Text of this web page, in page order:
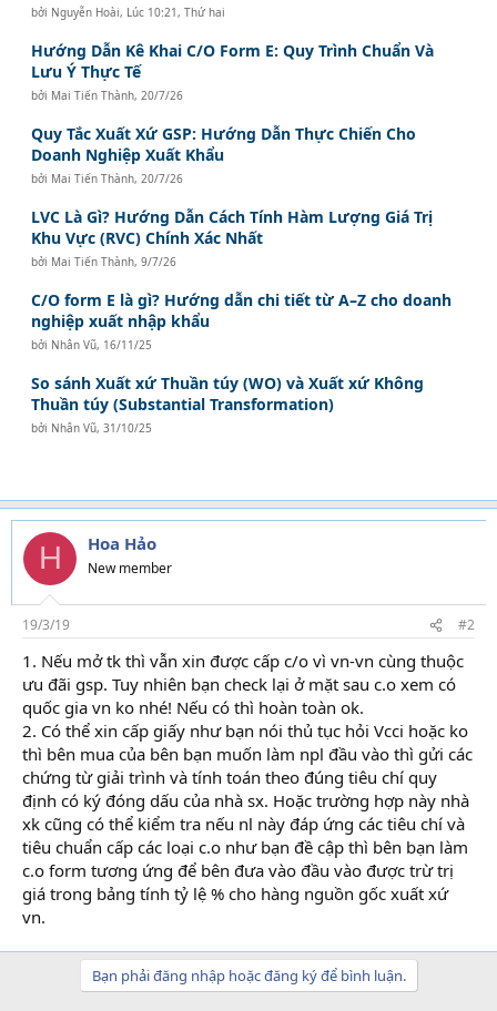
bởi Nguyễn Hoài, Lúc 10:21, Thứ hai
Hướng Dẫn Kê Khai C/O Form E: Quy Trình Chuẩn Và
Lưu Ý Thực Tế
bởi Mai Tiến Thành, 20/7/26
Quy Tắc Xuất Xứ GSP: Hướng Dẫn Thực Chiến Cho
Doanh Nghiệp Xuất Khẩu
bởi Mai Tiến Thành, 20/7/26
LVC Là Gì? Hướng Dẫn Cách Tính Hàm Lượng Giá Trị
Khu Vực (RVC) Chính Xác Nhất
bởi Mai Tiến Thành,9/7/26
C/O form E là gì? Hướng dẫn chi tiết từ A–Z cho doanh
nghiệp xuất nhập khẩu
bởi Nhân Vũ, 16/11/25
So sánh Xuất xứ Thuần túy (WO) và Xuất xứ Không
Thuần túy (Substantial Transformation)
bởi Nhân Vũ,31/10/25
H Hoa Hảo
New member
19/3/19 #2
1. Nếu mở tk thì vẫn xin được cấp c/o vì vn-vn cùng thuộc
ưu đãi gsp. Tuy nhiên bạn check lại ở mặt sau c.o xem có
quốc gia vn ko nhé! Nếu có thì hoàn toàn ok.
2. Có thể xin cấp giấy như bạn nói thủ tục hỏi Vcci hoặc ko
thì bên mua của bên bạn muốn làm npl đầu vào thì gửi các
chứng từ giải trình và tính toán theo đúng tiêu chí quy
định có ký đóng dấu của nhà sx. Hoặc trường hợp này nhà
xk cũng có thể kiểm tra nếu nl này đáp ứng các tiêu chí và
tiêu chuẩn cấp các loại c.o như bạn đề cập thì bên bạn làm
c.o form tương ứng để bên đưa vào đầu vào được trừ trị
giá trong bảng tính tỷ lệ % cho hàng nguồn gốc xuất xứ
vn.
Bạn phải đăng nhập hoặc đăng ký để bình luận.